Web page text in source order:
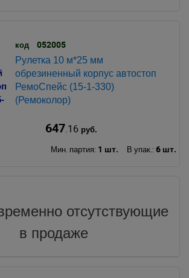
код 052005
Рулетка 10 м*25 мм
обрезиненный корпус автостоп
РемоСпейс (15-1-330)
(Ремоколор)
647.16 руб.
Мин. партия: 1 шт. В упак.: 6 шт.
отсутствующие
в продаже